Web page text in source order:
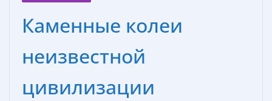
Каменные колеи
неизвестной
цивилизации